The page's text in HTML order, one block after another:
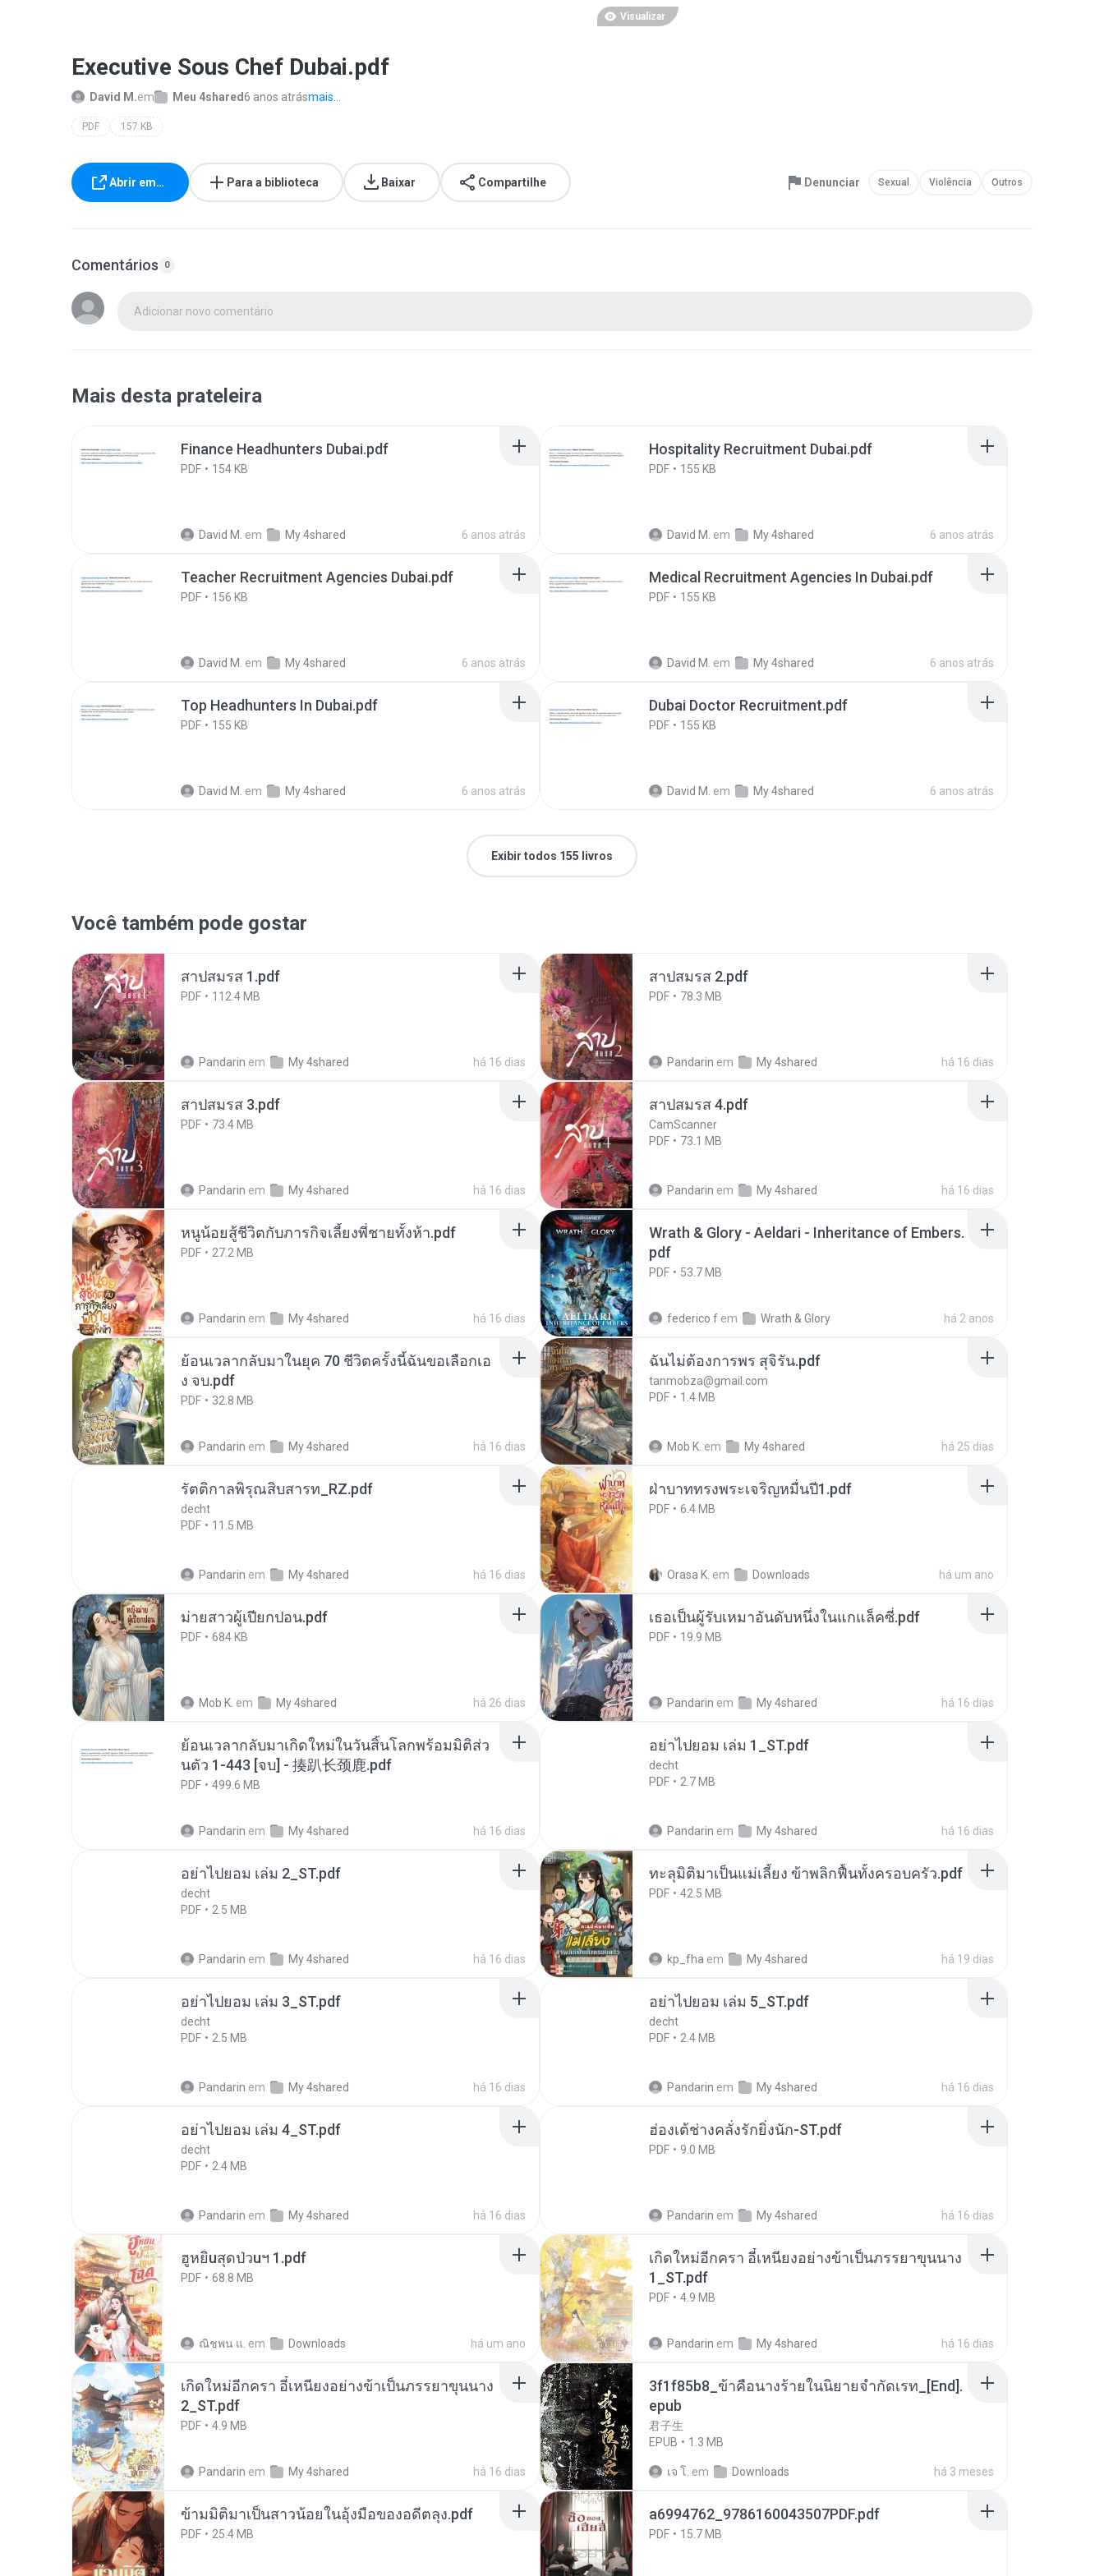
Visualizar
Executive Sous Chef Dubai.pdf
David M.em Meu 4shared6 anos atrásmais...
PDF 157 KB
Abrir em… Para a biblioteca Baixar Compartilhe Denunciar Sexual Violência Outros
Comentários 0
Adicionar novo comentário
Mais desta prateleira
Finance Headhunters Dubai.pdf
PDF 154 KB
David M. em My 4shared 6 anos atrás
Hospitality Recruitment Dubai.pdf
PDF 155 KB
David M. em My 4shared 6 anos atrás
Teacher Recruitment Agencies Dubai.pdf
PDF 156 KB
David M. em My 4shared 6 anos atrás
Medical Recruitment Agencies In Dubai.pdf
PDF 155 KB
David M. em My 4shared 6 anos atrás
Top Headhunters In Dubai.pdf
PDF 155 KB
David M. em My 4shared 6 anos atrás
Dubai Doctor Recruitment.pdf
PDF 155 KB
David M. em My 4shared 6 anos atrás
Exibir todos 155 livros
Você também pode gostar
สาปสมรส 1.pdf
PDF 112.4 MB
Pandarin em My 4shared há 16 dias
สาปสมรส 2.pdf
PDF 78.3 MB
Pandarin em My 4shared há 16 dias
สาปสมรส 3.pdf
PDF 73.4 MB
Pandarin em My 4shared há 16 dias
สาปสมรส 4.pdf
CamScanner
PDF
73.1 MB
Pandarin em My 4shared há 16 dias
หนูน้อยสู้ชีวิตกับภารกิจเลี้ยงพี่ชายทั้งห้า.pdf
PDF 27.2 MB
Pandarin em My 4shared há 16 dias
Wrath & Glory - Aeldari - Inheritance of Embers.
pdf
PDF 53.7 MB
federico f em Wrath & Glory há 2 anos
ย้อนเวลากลับมาในยุค 70 ชีวิตครั้งนี้ฉันขอเลือกเอ
ง จบ.pdf
PDF 32.8 MB
Pandarin em My 4shared há 16 dias
ฉันไม่ต้องการพร สุจิรัน.pdf
tanmobza@gmail.com
PDF
1.4 MB
Mob K. em My 4shared há 25 dias
รัตติกาลพิรุณสิบสารท_RZ.pdf
decht
PDF
11.5 MB
Pandarin em My 4shared há 16 dias
ฝ่าบาททรงพระเจริญหมื่นปี1.pdf
PDF 6.4 MB
Orasa K. em Downloads há um ano
ม่ายสาวผู้เปียกปอน.pdf
PDF 684 KB
Mob K. em My 4shared há 26 dias
เธอเป็นผู้รับเหมาอันดับหนึ่งในแกแล็คซี่.pdf
PDF 19.9 MB
Pandarin em My 4shared há 16 dias
ย้อนเวลากลับมาเกิดใหม่ในวันสิ้นโลกพร้อมมิติส่ว
นตัว 1-443 [จบ] - 揍趴长颈鹿.pdf
PDF 499.6 MB
Pandarin em My 4shared há 16 dias
อย่าไปยอม เล่ม 1_ST.pdf
decht
PDF
2.7 MB
Pandarin em My 4shared há 16 dias
อย่าไปยอม เล่ม 2_ST.pdf
decht
PDF
2.5 MB
Pandarin em My 4shared há 16 dias
ทะลุมิติมาเป็นแม่เลี้ยง ข้าพลิกฟื้นทั้งครอบครัว.pdf
PDF 42.5 MB
kp_fha em My 4shared há 19 dias
อย่าไปยอม เล่ม 3_ST.pdf
decht
PDF
2.5 MB
Pandarin em My 4shared há 16 dias
อย่าไปยอม เล่ม 5_ST.pdf
decht
PDF
2.4 MB
Pandarin em My 4shared há 16 dias
อย่าไปยอม เล่ม 4_ST.pdf
decht
PDF
2.4 MB
Pandarin em My 4shared há 16 dias
ฮ่องเต้ช่างคลั่งรักยิ่งนัก-ST.pdf
PDF 9.0 MB
Pandarin em My 4shared há 16 dias
ฮูหยิuสุดป่วuฯ 1.pdf
PDF 68.8 MB
ณิชพน แ. em Downloads há um ano
เกิดใหม่อีกครา อี๋เหนียงอย่างข้าเป็นภรรยาขุนนาง
1_ST.pdf
PDF 4.9 MB
Pandarin em My 4shared há 16 dias
เกิดใหม่อีกครา อี๋เหนียงอย่างข้าเป็นภรรยาขุนนาง
2_ST.pdf
PDF 4.9 MB
Pandarin em My 4shared há 16 dias
3f1f85b8_ข้าคือนางร้ายในนิยายจำกัดเรท_[End].
epub
君子生
EPUB
1.3 MB
เจ โ. em Downloads há 3 meses
ข้ามมิติมาเป็นสาวน้อยในอุ้งมือของอดีตลุง.pdf
PDF 25.4 MB
a6994762_9786160043507PDF.pdf
PDF 15.7 MB